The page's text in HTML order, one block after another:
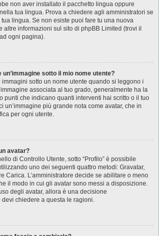
non aver installato il pacchetto lingua oppure
tua lingua. Prova a chiedere agli amministratori se
lingua. Se non esiste puoi fare tu una nuova
altre informazioni sul sito di phpBB Limited (trovi il
ogni pagina).
sotto il mio nome utente?
sotto un nome utente quando si leggono i
associata al tuo grado, generalmente ha la
punti che indicano quanti interventi hai scritto o il tuo
un’immagine più grande nota come avatar, che in
per ogni utente.
avatar?
di Controllo Utente, sotto “Profilo” è possibile
uno dei seguenti quattro metodi: Gravatar,
Carica. L’amministratore decide se abilitare o meno
il modo in cui gli avatar sono messi a disposizione.
degli avatar, allora è una decisione
devi chiedere a questa le ragioni.